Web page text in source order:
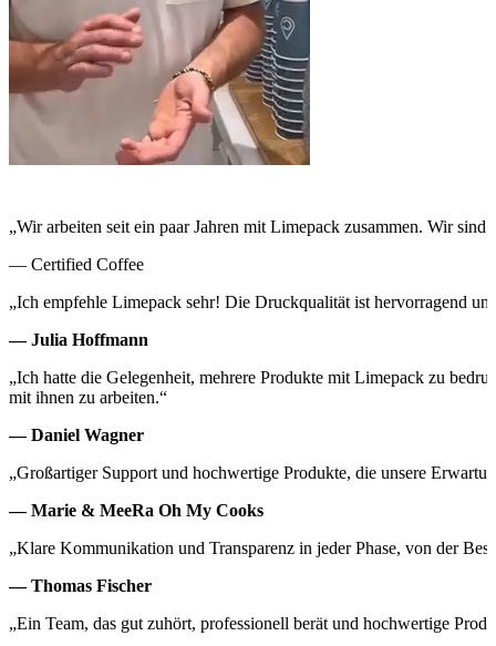
„Wir arbeiten seit ein paar Jahren mit Limepack zusammen. Wir
— Certified Coffee
„Ich empfehle Limepack sehr! Die Druckqualität ist hervorragend
— Julia Hoffmann
„Ich hatte die Gelegenheit, mehrere Produkte mit Limepack zu
mit ihnen zu arbeiten.“
— Daniel Wagner
„Großartiger Support und hochwertige Produkte, die unsere
— Marie & MeeRa Oh My Cooks
„Klare Kommunikation und Transparenz in jeder Phase, von der
— Thomas Fischer
„Ein Team, das gut zuhört, professionell berät und hochwertige